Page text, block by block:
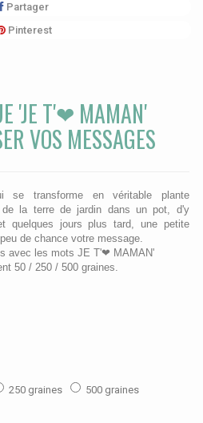
Partager
Pinterest
'JE T'❤ MAMAN'
VOS MESSAGES
se transforme en véritable plante
la terre de jardin dans un pot, d'y
quelques jours plus tard, une petite
de chance votre message.
avec les mots JE T'❤ MAMAN'
50 / 250 / 500 graines.
250 graines 500 graines